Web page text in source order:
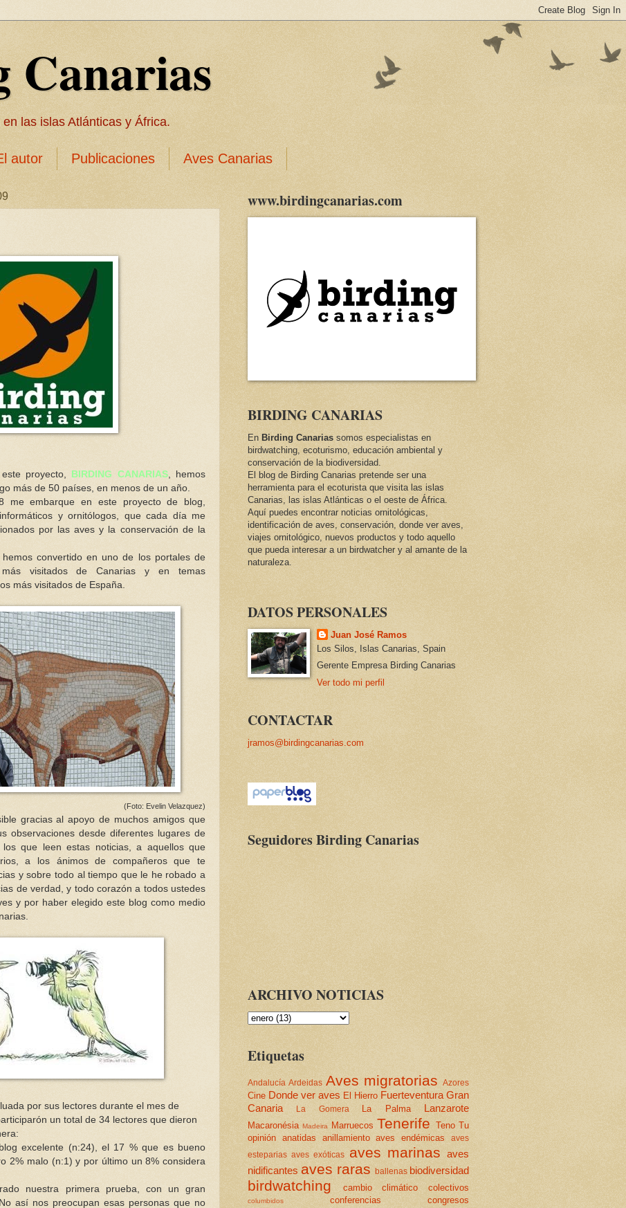
Canarias
las islas Atlánticas y África.
autor Publicaciones Aves Canarias
proyecto, BIRDING CANARIAS, hemos
más de 50 países, en menos de un año.
me embarque en este proyecto de blog,
y ornitólogos, que cada día me
por las aves y la conservación de la
convertido en uno de los portales de
más visitados de Canarias y en temas
más visitados de España.
(Foto: Evelin Velazquez)
gracias al apoyo de muchos amigos que
observaciones desde diferentes lugares de
que leen estas noticias, a aquellos que
a los ánimos de compañeros que te
y sobre todo al tiempo que le he robado a
de verdad, y todo corazón a todos ustedes
y por haber elegido este blog como medio
por sus lectores durante el mes de
un total de 34 lectores que dieron
excelente (n:24), el 17 % que es bueno
2% malo (n:1) y por último un 8% considera
nuestra primera prueba, con un gran
así nos preocupan esas personas que no
www.birdingcanarias.com
BIRDING CANARIAS
En Birding Canarias somos especialistas en
birdwatching, ecoturismo, educación ambiental y
conservación de la biodiversidad.
El blog de Birding Canarias pretende ser una
herramienta para el ecoturista que visita las islas
Canarias, las islas Atlánticas o el oeste de África.
Aquí puedes encontrar noticias ornitológicas,
identificación de aves, conservación, donde ver aves,
viajes ornitológico, nuevos productos y todo aquello
que pueda interesar a un birdwatcher y al amante de la
naturaleza.
DATOS PERSONALES
Juan José Ramos
Los Silos, Islas Canarias, Spain
Gerente Empresa Birding Canarias
Ver todo mi perfil
CONTACTAR
jramos@birdingcanarias.com
Seguidores Birding Canarias
ARCHIVO NOTICIAS
Etiquetas
Andalucía Ardeidas Aves migratorias Azores
Cine Donde ver aves El Hierro Fuerteventura Gran
Canaria
La Gomera La Palma Lanzarote
Macaronésia Madeira Marruecos Tenerife Teno Tu
opinión anatidas anillamiento aves endémicas
aves
esteparias aves exóticas aves marinas aves
nidificantes aves raras ballenas biodiversidad
birdwatching cambio climático colectivos
columbidos conferencias congresos